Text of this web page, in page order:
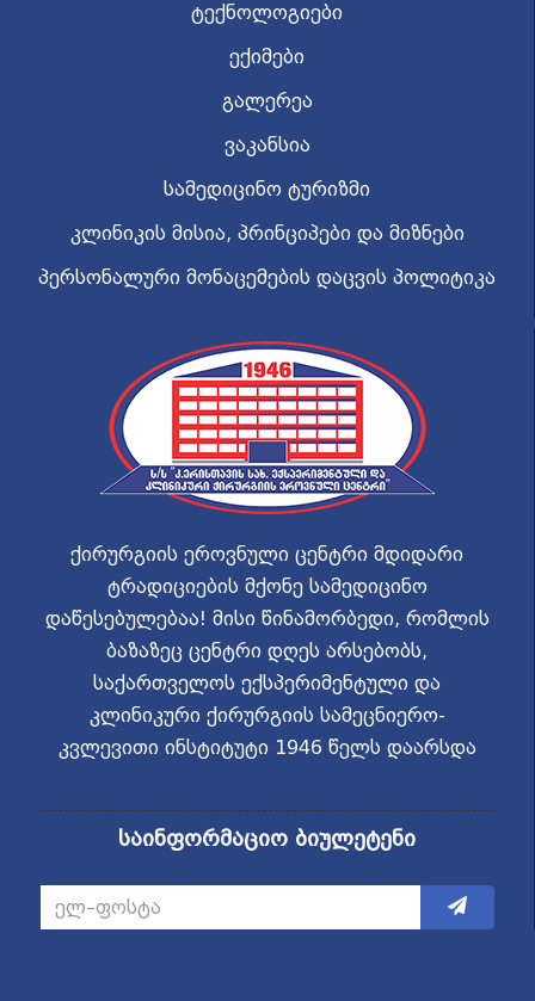
ტექნოლოგიები
ექიმები
გალერეა
ვაკანსია
სამედიცინო ტურიზმი
კლინიკის მისია, პრინციპები და მიზნები
პერსონალური მონაცემების დაცვის პოლიტიკა
ქირურგიის ეროვნული ცენტრი მდიდარი
ტრადიციების მქონე სამედიცინო
დაწესებულებაა! მისი წინამორბედი, რომლის
ბაზაზეც ცენტრი დღეს არსებობს,
საქართველოს ექსპერიმენტული და
კლინიკური ქირურგიის სამეცნიერო-
კვლევითი ინსტიტუტი 1946 წელს დაარსდა
საინფორმაციო ბიულეტენი